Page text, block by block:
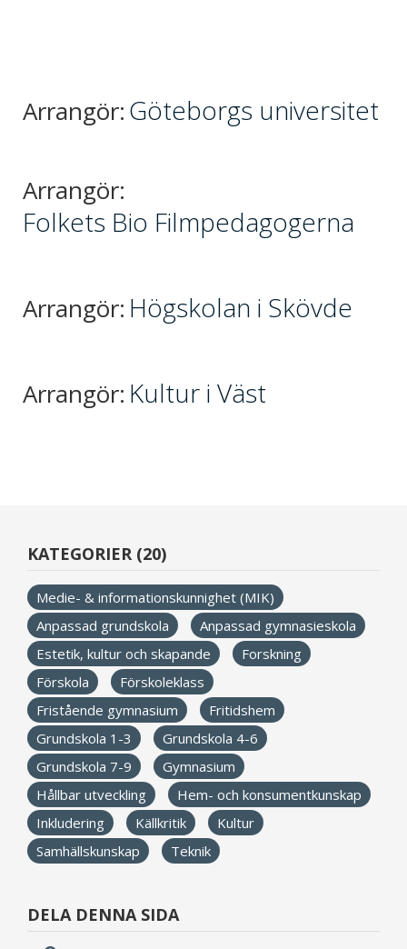
Arrangör:Göteborgs universitet
Arrangör:
Folkets Bio Filmpedagogerna
Arrangör: Högskolan i Skövde
Arrangör: Kultur i Väst
KATEGORIER (20)
Medie- & informationskunnighet (MIK)
Anpassad grundskola
Anpassad gymnasieskola
Estetik, kultur och skapande
Forskning
Förskola
Förskoleklass
Fristående gymnasium
Fritidshem
Grundskola 1-3
Grundskola 4-6
Grundskola 7-9
Gymnasium
Hållbar utveckling
Hem- och konsumentkunskap
Inkludering
Källkritik
Kultur
Samhällskunskap
Teknik
DELA DENNA SIDA